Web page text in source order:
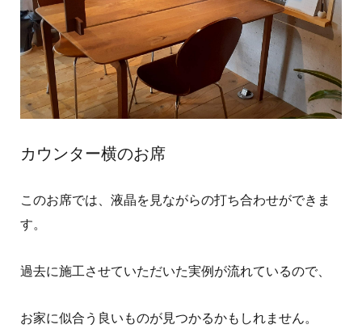
カウンター横のお席
このお席では、液晶を見ながらの打ち合わせができま
す。
過去に施工させていただいた実例が流れているので、
お家に似合う良いものが見つかるかもしれません。